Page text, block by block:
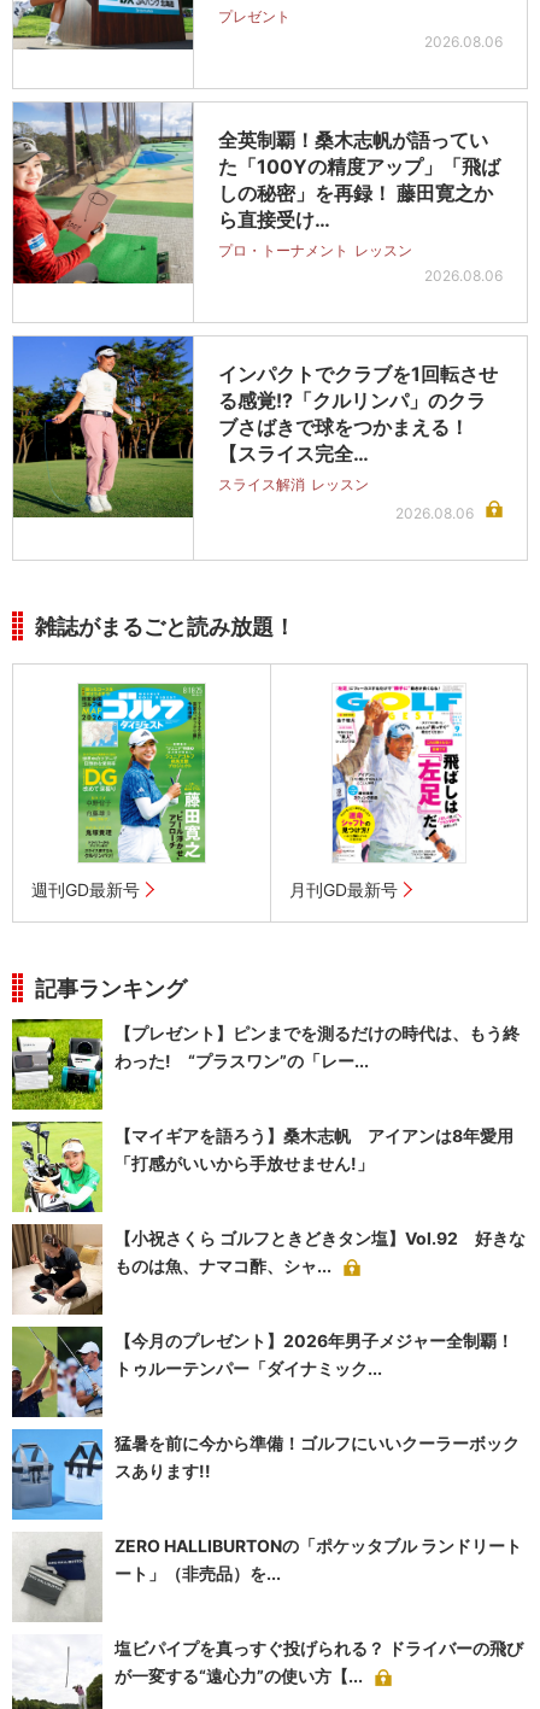
プレゼント
2026.08.06
全英制覇！桑木志帆が語ってい
た「100Yの精度アップ」「飛ば
しの秘密」を再録！ 藤田寛之か
ら直接受け…
プロ・トーナメント レッスン
2026.08.06
インパクトでクラブを1回転させ
る感覚!?「クルリンパ」のクラ
ブさばきで球をつかまえる！
【スライス完全…
スライス解消 レッスン
2026.08.06
雑誌がまるごと読み放題！
週刊GD最新号 月刊GD最新号
記事ランキング
【プレゼント】ピンまでを測るだけの時代は、もう終
わった! “プラスワン”の「レー...
【マイギアを語ろう】桑木志帆 アイアンは8年愛用
「打感がいいから手放せません!」
【小祝さくら ゴルフときどきタン塩】Vol.92 好きな
ものは魚、ナマコ酢、シャ...
【今月のプレゼント】2026年男子メジャー全制覇！
トゥルーテンパー「ダイナミック...
猛暑を前に今から準備！ゴルフにいいクーラーボック
スあります!!
ZERO HALLIBURTONの「ポケッタブル ランドリート
ート」（非売品）を...
塩ビパイプを真っすぐ投げられる？ ドライバーの飛び
が一変する“遠心力”の使い方【...